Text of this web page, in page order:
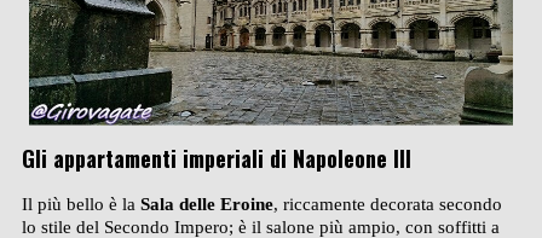
Gli appartamenti imperiali di Napoleone III
Il più bello è la Sala delle Eroine, riccamente decorata secondo
lo stile del Secondo Impero; è il salone più ampio, con soffitti a